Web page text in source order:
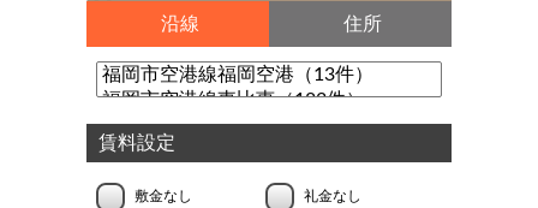
沿線 住所
賃料設定
敷金なし 礼金なし